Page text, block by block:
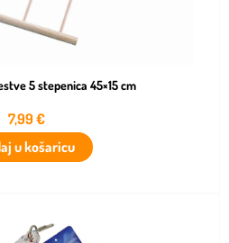
5 stepenica 45×15 cm
7,99€
u košaricu